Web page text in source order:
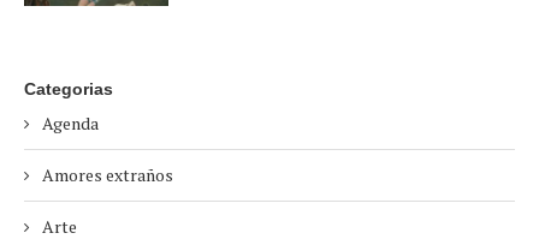
Categorias
Agenda
Amores extraños
Arte